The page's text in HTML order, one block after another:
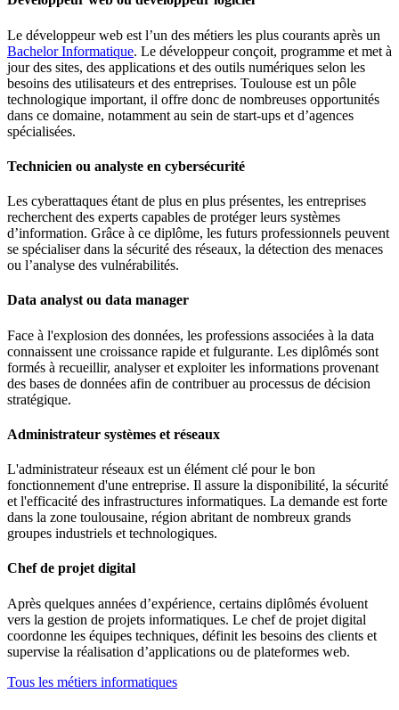
Le développeur web est l’un des métiers les plus courants après un
Bachelor Informatique. Le développeur conçoit, programme et met à
jour des sites, des applications et des outils numériques selon les
besoins des utilisateurs et des entreprises. Toulouse est un pôle
technologique important, il offre donc de nombreuses opportunités
dans ce domaine, notamment au sein de start-ups et d’agences
spécialisées.
Technicien ou analyste en cybersécurité
Les cyberattaques étant de plus en plus présentes, les entreprises
recherchent des experts capables de protéger leurs systèmes
d’information. Grâce à ce diplôme, les futurs professionnels peuvent
se spécialiser dans la sécurité des réseaux, la détection des menaces
ou l’analyse des vulnérabilités.
Data analyst ou data manager
Face à l'explosion des données, les professions associées à la data
connaissent une croissance rapide et fulgurante. Les diplômés sont
formés à recueillir, analyser et exploiter les informations provenant
des bases de données afin de contribuer au processus de décision
stratégique.
Administrateur systèmes et réseaux
L'administrateur réseaux est un élément clé pour le bon
fonctionnement d'une entreprise. Il assure la disponibilité, la sécurité
et l'efficacité des infrastructures informatiques. La demande est forte
dans la zone toulousaine, région abritant de nombreux grands
groupes industriels et technologiques.
Chef de projet digital
Après quelques années d’expérience, certains diplômés évoluent
vers la gestion de projets informatiques. Le chef de projet digital
coordonne les équipes techniques, définit les besoins des clients et
supervise la réalisation d’applications ou de plateformes web.
Tous les métiers informatiques